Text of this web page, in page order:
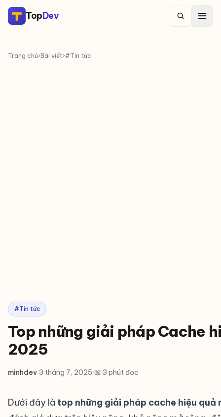
TopDev
Trang chủ› Bài viết›#Tin tức
#Tin tức
Top những giải pháp Cache
2025
minhdev·3 tháng 7, 2025·📖 3 phút đọc
Dưới đây là top những giải pháp cache hiệu quả